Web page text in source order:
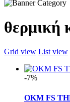
θερμική
Grid view List view
-7%
OKM FS